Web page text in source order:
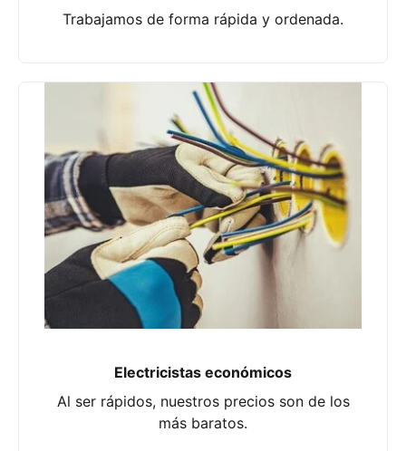
Trabajamos de forma rápida y ordenada.
Electricistas económicos
Al ser rápidos, nuestros precios son de los
más baratos.